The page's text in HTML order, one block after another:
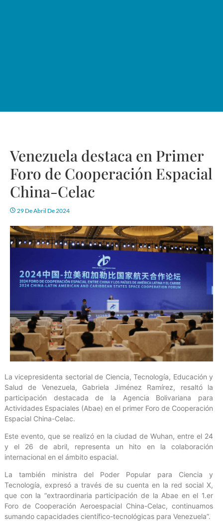
Venezuela destaca en Primer
Foro de Cooperación Espacial
China-Celac
29 De Abril De 2024
La vicepresidenta sectorial de Ciencia, Tecnología, Educación y
Salud de Venezuela, Gabriela Jiménez Ramírez, resaltó la
participación destacada de la Agencia Bolivariana para
Actividades Espaciales (Abae) en el primer Foro de Cooperación
Espacial China-Celac.
Este evento, que se realizó en la ciudad de Wuhan, entre el 24
y el 26 de abril, representa un hito en la colaboración
internacional en el ámbito espacial.
La también ministra del Poder Popular para Ciencia y
Tecnología, expresó a través de su cuenta en la red social X,
que con la “extraordinaria participación de la Abae en el 1.er
Foro de Cooperación Aeroespacial China-Celac, continuamos
sumando capacidades científico-tecnológicas para Venezuela”.